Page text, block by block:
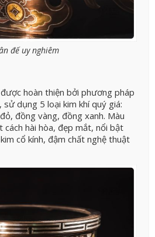
đế uy nghiêm
hoàn thiện bởi phương pháp
dụng 5 loại kim khí quý giá:
đồng vàng, đồng xanh. Màu
hài hòa, đẹp mắt, nổi bật
cổ kính, đậm chất nghệ thuật